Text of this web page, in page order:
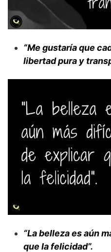
“Me gustaría que
libertad pura y
“La belleza es aún
que la felicidad”.